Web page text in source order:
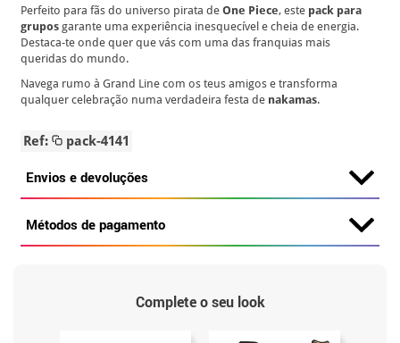
Perfeito para fãs do universo pirata deOne Piece, este pack para
grupos garante uma experiência inesquecível e cheia de energia.
Destaca-te onde quer que vás com uma das franquias mais
queridas do mundo.
Navega rumo à Grand Line com os teus amigos e transforma
qualquer celebração numa verdadeira festa de nakamas.
Ref: pack-4141
Envios e devoluções
Métodos de pagamento
Complete o seu look